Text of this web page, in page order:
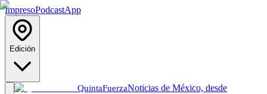
ImpresoPodcastApp
Edición
QuintaFuerzaNoticias de México, desde